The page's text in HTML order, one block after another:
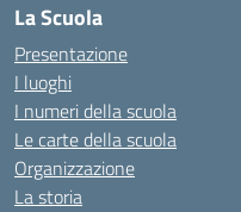
La Scuola
Presentazione
I luoghi
I numeri della scuola
Le carte della scuola
Organizzazione
La storia